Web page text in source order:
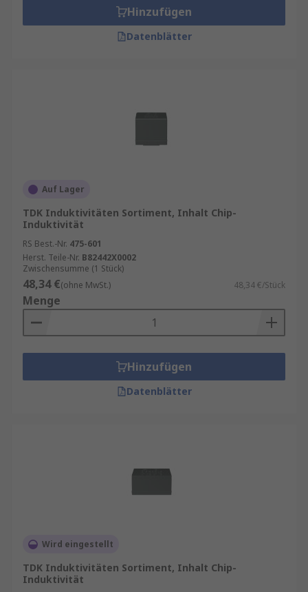
Hinzufügen
Datenblätter
Auf Lager
TDK Induktivitäten Sortiment, Inhalt Chip-
Induktivität
RS Best.-Nr. 475-601
Herst. Teile-Nr. B82442X0002
Zwischensumme (1 Stück)
48,34 €(ohne MwSt.) 48,34 €/Stück
Menge
Hinzufügen
Datenblätter
Wird eingestellt
TDK Induktivitäten Sortiment, Inhalt Chip-
Induktivität